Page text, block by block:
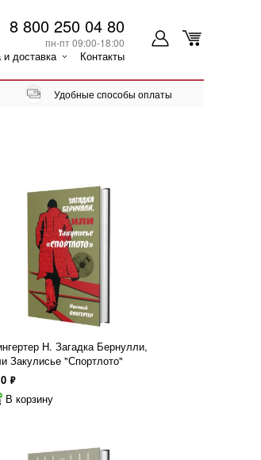
8 800 250 04 80
пн-пт 09:00-18:00
доставка Контакты
Удобные способы оплаты
Н. Загадка Бернулли,
Закулисье "Спортлото"
ф
В корзину